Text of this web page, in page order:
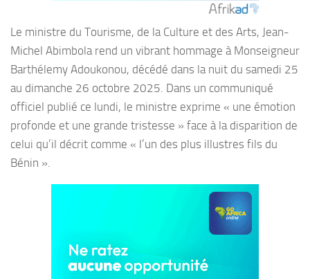
Le ministre du Tourisme, de la Culture et des Arts, Jean-
Michel Abimbola rend un vibrant hommage à Monseigneur
Barthélemy Adoukonou, décédé dans la nuit du samedi 25
au dimanche 26 octobre 2025. Dans un communiqué
officiel publié ce lundi, le ministre exprime « une émotion
profonde et une grande tristesse » face à la disparition de
celui qu’il décrit comme « l’un des plus illustres fils du
Bénin ».